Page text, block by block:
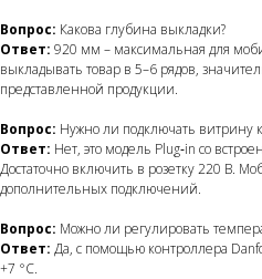
Вопрос: Какова глубина выкладки?
Ответ: 920 мм – максимальная для
выкладывать товар в 5–6 рядов,
представленной продукции.
Вопрос: Нужно ли подключать витрину
Ответ: Нет, это модель Plug‑in со
Достаточно включить в розетку 220 В.
дополнительных подключений.
Вопрос: Можно ли регулировать
Ответ: Да, с помощью контроллера
+7 °C.